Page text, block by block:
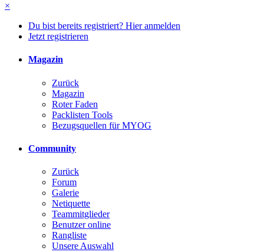
×
Du bist bereits registriert? Hier anmelden
Jetzt registrieren
Magazin
Zurück
Magazin
Roter Faden
Packlisten Tools
Bezugsquellen für MYOG
Community
Zurück
Forum
Galerie
Netiquette
Teammitglieder
Benutzer online
Rangliste
Unsere Auswahl